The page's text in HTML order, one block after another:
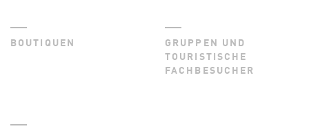
BOUTIQUEN
GRUPPEN UND
TOURISTISCHE
FACHBESUCHER